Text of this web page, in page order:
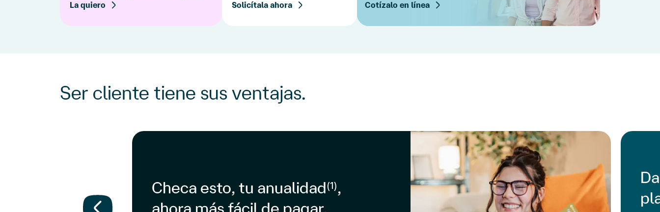
La quiero
Solicítala ahora
Cotízalo en línea
Ser cliente tiene sus ventajas.